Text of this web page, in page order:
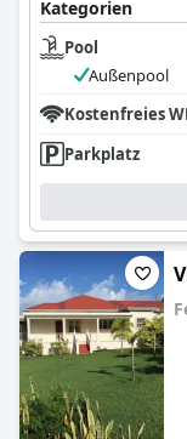
Kategorien
Pool
Außenpool
Kostenfreies
Parkplatz